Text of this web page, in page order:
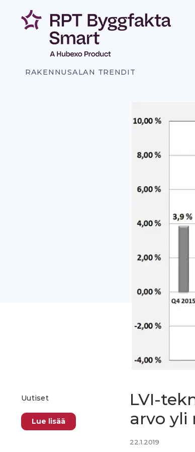
sisältöön
RAKENNUSALAN TRENDIT
Uutiset
Lue lisää
LVI-
arvo yli
22.1.2019